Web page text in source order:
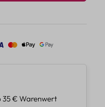
35 € Warenwert